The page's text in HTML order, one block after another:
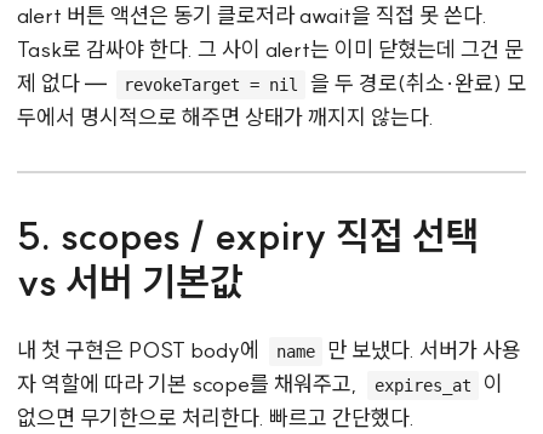
alert 버튼 액션은 동기 클로저라 await을 직접 못 쓴다.
Task로 감싸야 한다. 그 사이 alert는 이미 닫혔는데 그건 문
제 없다 —
revokeTarget = nil
을 두 경로(취소·완료) 모
두에서 명시적으로 해주면 상태가 깨지지 않는다.
5. scopes / expiry 직접 선택
vs 서버 기본값
내 첫 구현은 POST body에 name
만 보냈다. 서버가 사용
자 역할에 따라 기본 scope를 채워주고,
expires_at
이
없으면 무기한으로 처리한다. 빠르고 간단했다.